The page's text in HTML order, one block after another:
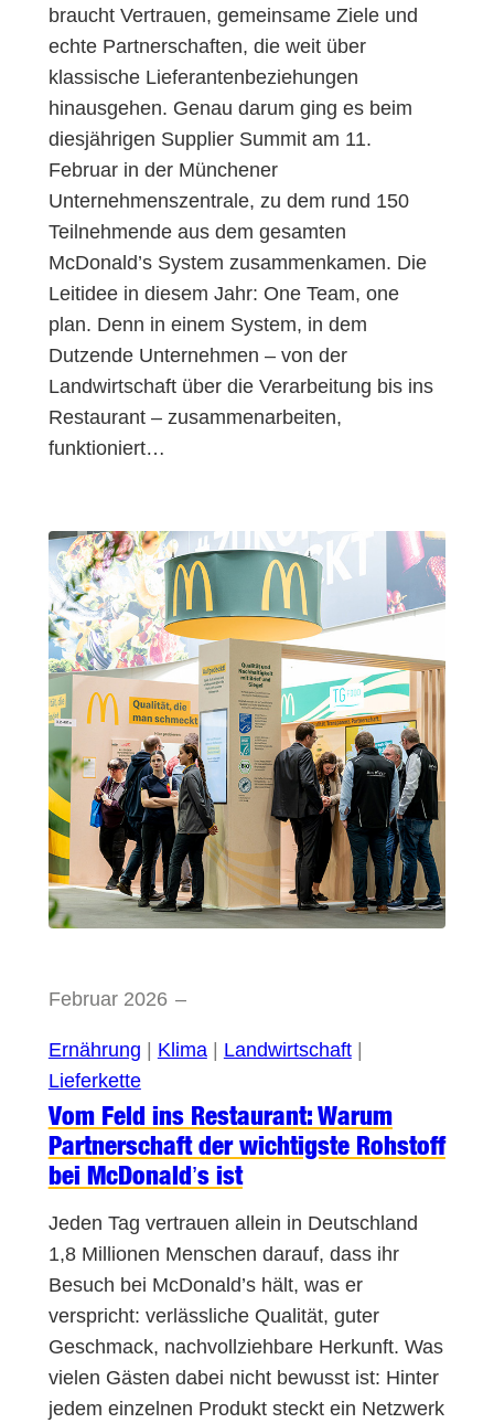
braucht Vertrauen, gemeinsame Ziele und
echte Partnerschaften, die weit über
klassische Lieferantenbeziehungen
hinausgehen. Genau darum ging es beim
diesjährigen Supplier Summit am 11.
Februar in der Münchener
Unternehmenszentrale, zu dem rund 150
Teilnehmende aus dem gesamten
McDonald’s System zusammenkamen. Die
Leitidee in diesem Jahr: One Team, one
plan. Denn in einem System, in dem
Dutzende Unternehmen – von der
Landwirtschaft über die Verarbeitung bis ins
Restaurant – zusammenarbeiten,
funktioniert…
Februar 2026 –
Ernährung | Klima | Landwirtschaft
Lieferkette
Vom Feld ins Restaurant: Warum
Partnerschaft der wichtigste Rohstoff
bei McDonald’s ist
Jeden Tag vertrauen allein in Deutschland
1,8 Millionen Menschen darauf, dass ihr
Besuch bei McDonald’s hält, was er
verspricht: verlässliche Qualität, guter
Geschmack, nachvollziehbare Herkunft. Was
vielen Gästen dabei nicht bewusst ist: Hinter
jedem einzelnen Produkt steckt ein Netzwerk